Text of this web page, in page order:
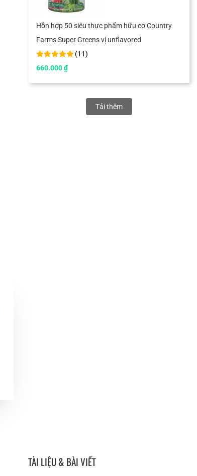
Hỗn hợp 50 siêu thực phẩm hữu cơ Country
Farms Super Greens vị unflavored
(11)
660.000₫
Tải thêm
TÀI LIỆU & BÀI VIẾT